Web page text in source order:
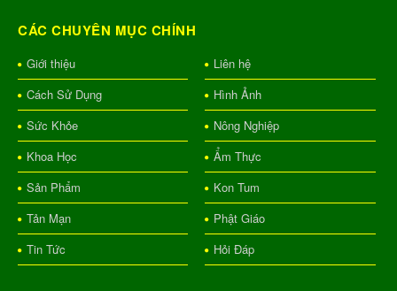
CÁC CHUYÊN MỤC CHÍNH
Giới thiệu
Liên hệ
Cách Sử Dụng
Hình Ảnh
Sức Khỏe
Nông Nghiệp
Khoa Học
Ẩm Thực
Sản Phẩm
Kon Tum
Tản Mạn
Phật Giáo
Tin Tức
Hỏi Đáp